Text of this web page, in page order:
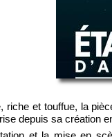
riche et touffue, la
depuis sa création